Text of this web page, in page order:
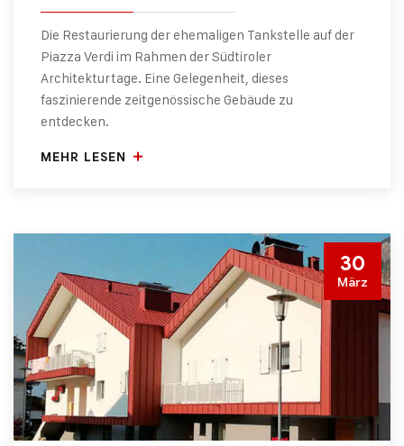
Die Restaurierung der ehemaligen Tankstelle auf der
Piazza Verdi im Rahmen der Südtiroler
Architekturtage. Eine Gelegenheit, dieses
faszinierende zeitgenössische Gebäude zu
entdecken.
MEHR LESEN
30
März